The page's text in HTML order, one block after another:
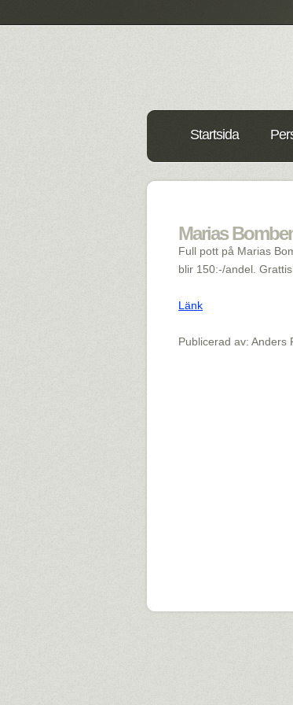
Startsida
Marias
Full pott på Marias
blir 150:-/andel.
Länk
Publicerad av: Anders